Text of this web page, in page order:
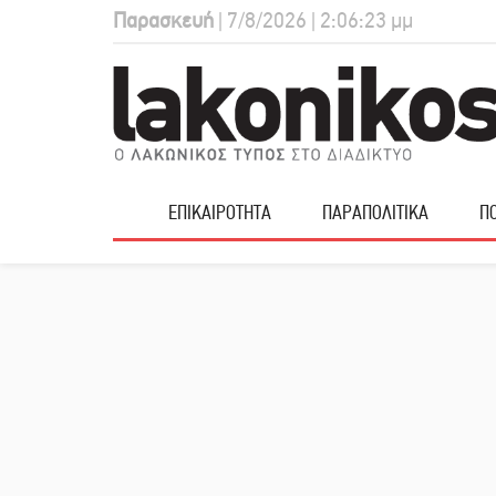
Παρασκευή | 7/8/2026 | 2:06:24 μμ
ΕΠΙΚΑΙΡΟΤΗΤΑ ΠΑΡΑΠΟΛΙΤΙΚΑ